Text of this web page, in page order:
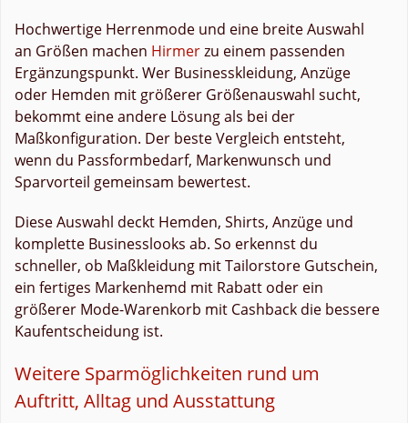
Hochwertige Herrenmode und eine breite Auswahl
an Größen machen Hirmerzu einem passenden
Ergänzungspunkt. Wer Businesskleidung, Anzüge
oder Hemden mit größerer Größenauswahl sucht,
bekommt eine andere Lösung als bei der
Maßkonfiguration. Der beste Vergleich entsteht,
wenn du Passformbedarf, Markenwunsch und
Sparvorteil gemeinsam bewertest.
Diese Auswahl deckt Hemden, Shirts, Anzüge und
komplette Businesslooks ab. So erkennst du
schneller, ob Maßkleidung mit Tailorstore Gutschein,
ein fertiges Markenhemd mit Rabatt oder ein
größerer Mode-Warenkorb mit Cashback die bessere
Kaufentscheidung ist.
Weitere Sparmöglichkeiten rund um
Auftritt, Alltag und Ausstattung